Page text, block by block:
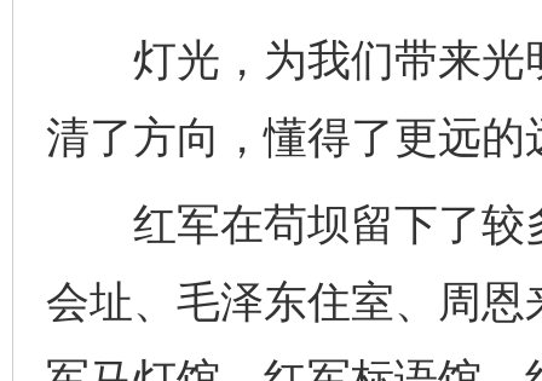
灯光，为我们带来光
清了方向，懂得了更远的
红军在苟坝留下了较
会址、毛泽东住室、周